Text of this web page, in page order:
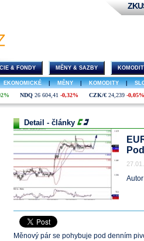
& FONDY MĚNY & SAZBY
EKONOMICKÉ | MĚNY | KOMODITY |
NDQ 26 604,41 -0,32% CZK/€ 24,239 -0,05%
Detail - články
Měnový pár se pohybuje pod denním